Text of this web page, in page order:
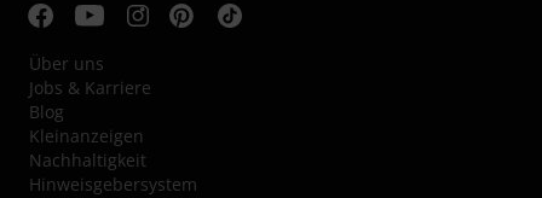
Über uns
Jobs & Karriere
Blog
Kleinanzeigen
Nachhaltigkeit
Hinweisgebersystem